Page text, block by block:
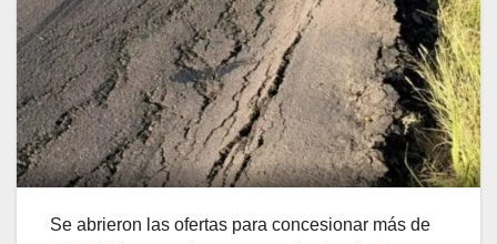
Se abrieron las ofertas para concesionar más de